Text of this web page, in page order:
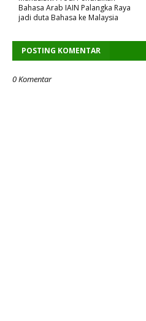
Bahasa Arab IAIN Palangka Raya
jadi duta Bahasa ke Malaysia
POSTING KOMENTAR
0 Komentar